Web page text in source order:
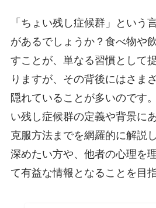
「ちょい残し症候群」という
があるでしょうか？食べ物や
すことが、単なる習慣として
りますが、その背後にはさま
隠れていることが多いのです
い残し症候群の定義や背景に
克服方法までを網羅的に解説
深めたい方や、他者の心理を
て有益な情報となることを目